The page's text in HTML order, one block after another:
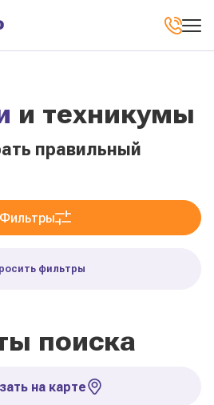
и техникумы
правильный
Фильтры
фильтры
поиска
на карте